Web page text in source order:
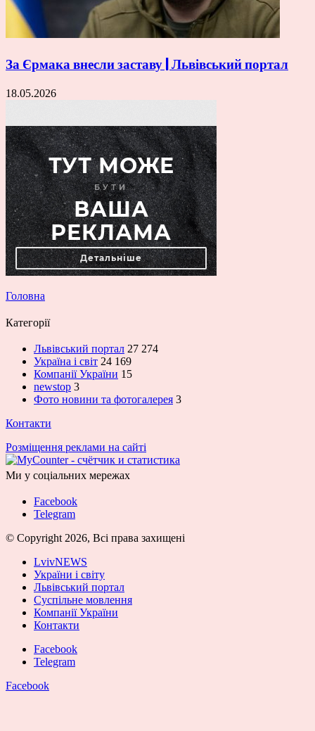
За Єрмака внесли заставу | Львівський портал
18.05.2026
Головна
Категорії
Львівський портал 27 274
Україна і світ 24 169
Компанії України 15
newstop 3
Фото новини та фотогалерея 3
Контакти
Розміщення реклами на сайті
Ми у соціальних мережах
Facebook
Telegram
© Copyright 2026, Всі права захищені
LvivNEWS
України і світу
Львівський портал
Суспільне мовлення
Компанії України
Контакти
Facebook
Telegram
Facebook